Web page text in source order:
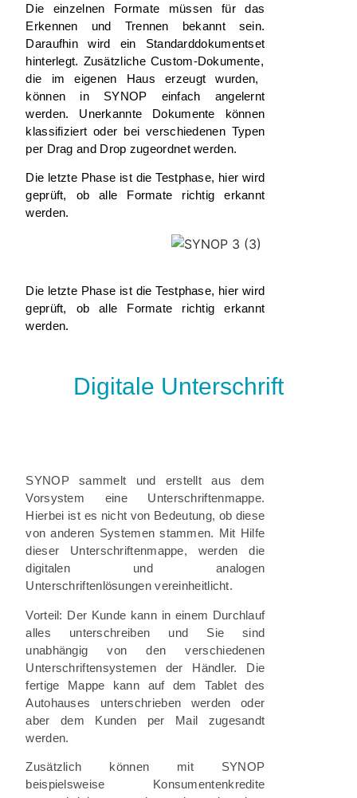
Die einzelnen Formate müssen für das
Erkennen und Trennen bekannt sein.
Daraufhin wird ein Standarddokumentset
hinterlegt. Zusätzliche Custom-Dokumente,
die im eigenen Haus erzeugt wurden,
können in SYNOP einfach angelernt
werden. Unerkannte Dokumente können
klassifiziert oder bei verschiedenen Typen
per Drag and Drop zugeordnet werden.
Die letzte Phase ist die Testphase, hier wird
geprüft, ob alle Formate richtig erkannt
werden.
Die letzte Phase ist die Testphase, hier wird
geprüft, ob alle Formate richtig erkannt
werden.
Digitale Unterschrift
SYNOP sammelt und erstellt aus dem
Vorsystem eine Unterschriftenmappe.
Hierbei ist es nicht von Bedeutung, ob diese
von anderen Systemen stammen. Mit Hilfe
dieser Unterschriftenmappe, werden die
digitalen und analogen
Unterschriftenlösungen vereinheitlicht.
Vorteil: Der Kunde kann in einem Durchlauf
alles unterschreiben und Sie sind
unabhängig von den verschiedenen
Unterschriftensystemen der Händler. Die
fertige Mappe kann auf dem Tablet des
Autohauses unterschrieben werden oder
aber dem Kunden per Mail zugesandt
werden.
Zusätzlich können mit SYNOP
beispielsweise Konsumentenkredite